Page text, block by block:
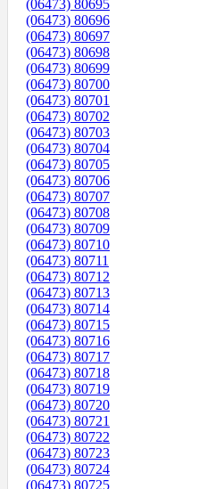
(06473) 80695
(06473) 80696
(06473) 80697
(06473) 80698
(06473) 80699
(06473) 80700
(06473) 80701
(06473) 80702
(06473) 80703
(06473) 80704
(06473) 80705
(06473) 80706
(06473) 80707
(06473) 80708
(06473) 80709
(06473) 80710
(06473) 80711
(06473) 80712
(06473) 80713
(06473) 80714
(06473) 80715
(06473) 80716
(06473) 80717
(06473) 80718
(06473) 80719
(06473) 80720
(06473) 80721
(06473) 80722
(06473) 80723
(06473) 80724
(06473) 80725